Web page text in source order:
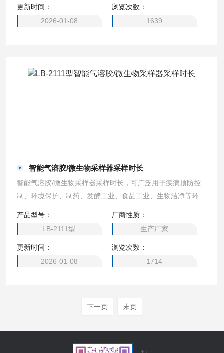
更新时间：
2026-01-08
浏览次数：
1639
智能气溶胶/微生物采样器采样时长
智能气溶胶/微生物采样器采样时长，可广泛用于疾病预防控
制、环境保护、制药、发酵工业、食品工业、生物洁净等环境
教学部门作空气微生物的采样研究，为评价环境空气微生物污
染的危害及其治理措施提供科学依据。
产品型号：
LB-2111型
厂商性质：
生产厂家
更新时间：
2026-01-08
浏览次数：
1714
下一页 末页